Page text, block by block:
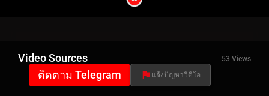
Video Sources 53 Views
ติดตาม Telegram แจ้งปัญหาวีดีโอ